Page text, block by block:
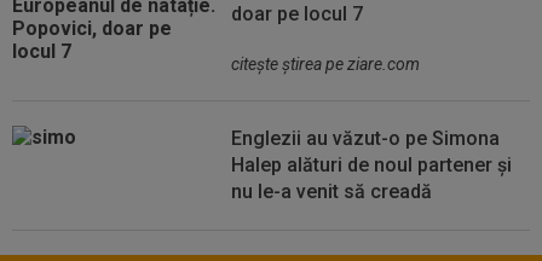
doar pe locul 7
citeşte ştirea pe ziare.com
Englezii au văzut-o pe Simona
Halep alături de noul partener și
nu le-a venit să creadă